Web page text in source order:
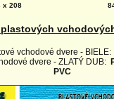
x 208
plastových
vchodové dvere - BIELE:
dvere - ZLATÝ DUB:
PVC